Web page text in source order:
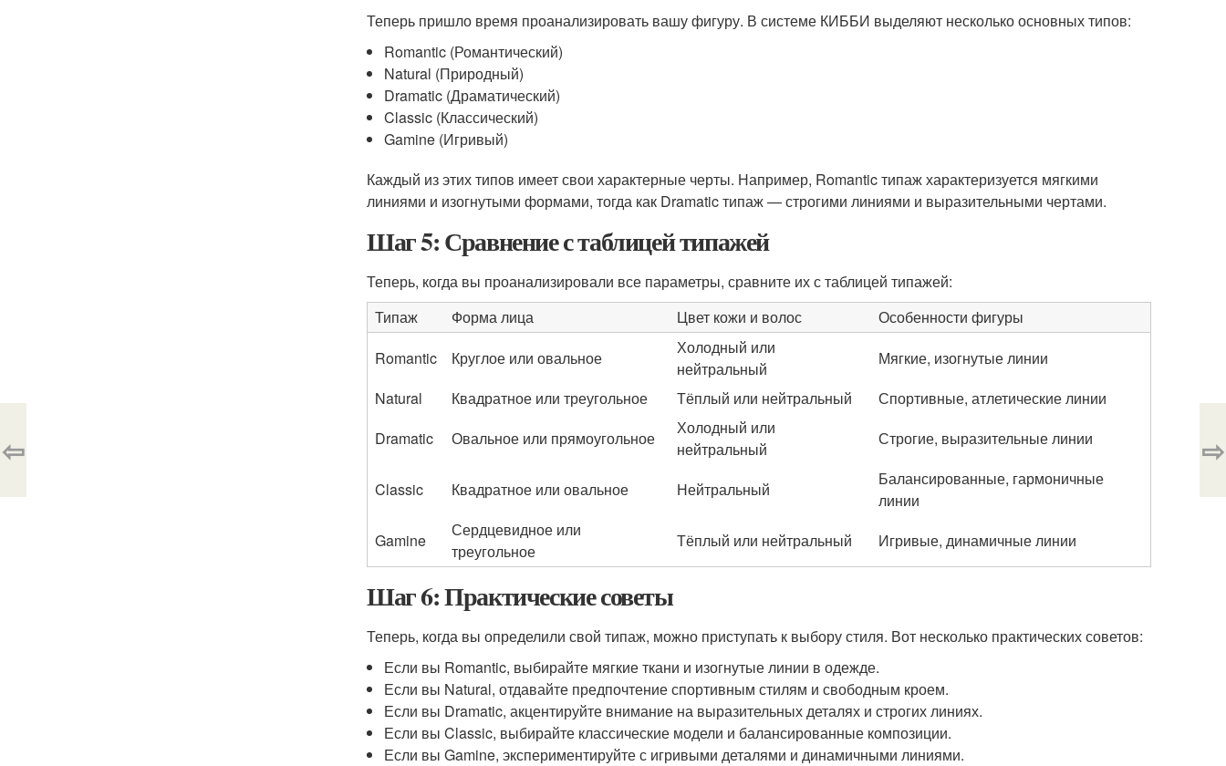
Теперь пришло время проанализировать вашу фигуру. В системе КИББИ выделяют несколько основных типов:
Romantic (Романтический)
Natural (Природный)
Dramatic (Драматический)
Classic (Классический)
Gamine (Игривый)
Каждый из этих типов имеет свои характерные черты. Например, Romantic типаж характеризуется мягкими
линиями и изогнутыми формами, тогда как Dramatic типаж — строгими линиями и выразительными чертами.
Шаг 5: Сравнение с таблицей типажей
Теперь, когда вы проанализировали все параметры, сравните их с таблицей типажей:
Типаж
Форма лица Цвет кожи и волос
Особенности фигуры
Romantic
Круглое или овальное
Холодный или
нейтральный
Мягкие, изогнутые линии
Natural
Квадратное или треугольное Тёплый или нейтральный
Спортивные, атлетические линии
Dramatic
Овальное или прямоугольное
Холодный или
нейтральный
Строгие, выразительные линии
Classic Квадратное или овальное Нейтральный
Балансированные, гармоничные
линии
Gamine
Сердцевидное или
треугольное
Тёплый или нейтральный Игривые, динамичные линии
Шаг 6: Практические советы
Теперь, когда вы определили свой типаж, можно приступать к выбору стиля. Вот несколько практических советов:
Если вы Romantic, выбирайте мягкие ткани и изогнутые линии в одежде.
Если вы Natural, отдавайте предпочтение спортивным стилям и свободным кроем.
Если вы Dramatic, акцентируйте внимание на выразительных деталях и строгих линиях.
Если вы Classic, выбирайте классические модели и балансированные композиции.
Если вы Gamine, экспериментируйте с игривыми деталями и динамичными линиями.
⇦ ⇨